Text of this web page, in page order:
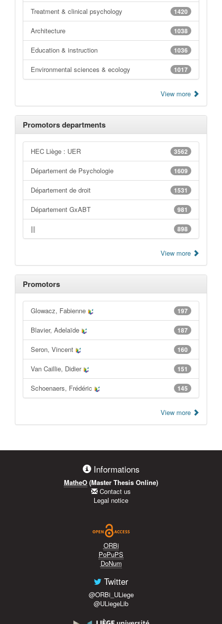
1420
Treatment & clinical psychology
1038
Architecture
1036
Education & instruction
1017
Environmental sciences & ecology
View more
Promotors departments
3562
HEC Liège : UER
1609
Département de Psychologie
1531
Département de droit
981
Département GxABT
898
|||
View more
Promotors
197
Glowacz, Fabienne
187
Blavier, Adelaïde
160
Seron, Vincent
151
Van Caillie, Didier
145
Schoenaers, Frédéric
View more
Informations
MatheO (Master Thesis Online)
Contact us
Legal notice
ORBi
PoPuPS
DoNum
Twitter
@ORBi_ULiege
@ULiegeLib